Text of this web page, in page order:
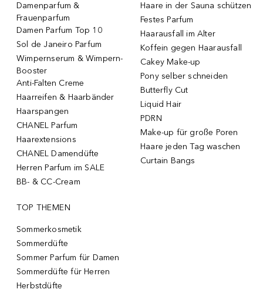
Damenparfum &
Frauenparfum
Damen Parfum Top 10
Sol de Janeiro Parfum
Wimpernserum & Wimpern-
Booster
Anti-Falten Creme
Haarreifen & Haarbänder
Haarspangen
CHANEL Parfum
Haarextensions
CHANEL Damendüfte
Herren Parfum im SALE
BB- & CC-Cream
Haare in der Sauna schützen
Festes Parfum
Haarausfall im Alter
Koffein gegen Haarausfall
Cakey Make-up
Pony selber schneiden
Butterfly Cut
Liquid Hair
PDRN
Make-up für große Poren
Haare jeden Tag waschen
Curtain Bangs
TOP THEMEN
Sommerkosmetik
Sommerdüfte
Sommer Parfum für Damen
Sommerdüfte für Herren
Herbstdüfte